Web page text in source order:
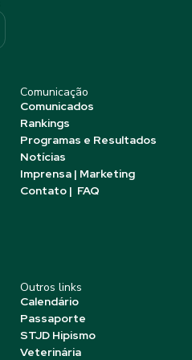
Comunicação
Comunicados
Rankings
Programas e Resultados
Notícias
Imprensa | Marketing
Contato | FAQ
Outros links
Calendário
Passaporte
STJD Hipismo
Veterinária